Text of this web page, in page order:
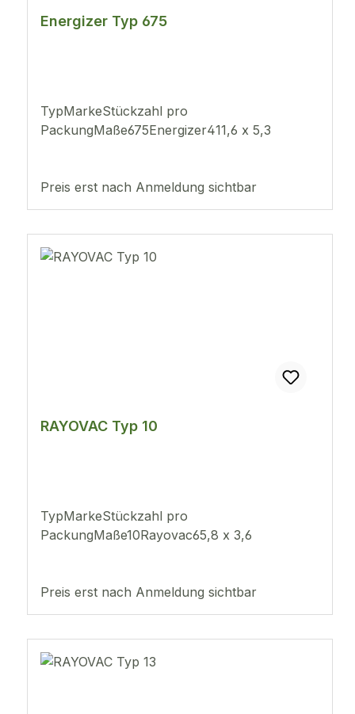
Energizer Typ 675
TypMarkeStückzahl pro
PackungMaße675Energizer411,6 x 5,3
Preis erst nach Anmeldung sichtbar
RAYOVAC Typ 10
TypMarkeStückzahl pro
PackungMaße10Rayovac65,8 x 3,6
Preis erst nach Anmeldung sichtbar